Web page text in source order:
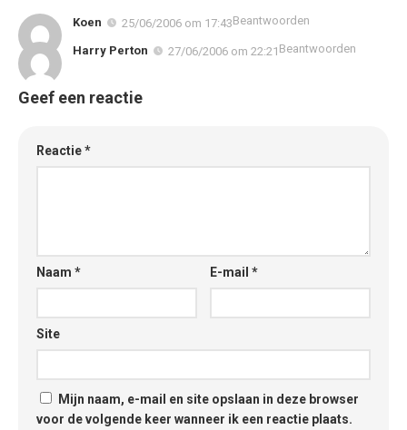
Koen 25/06/2006 om 17:43Beantwoorden
Harry Perton 27/06/2006 om 22:21 Beantwoorden
Geef een reactie
Reactie*
Naam * E-mail*
Site
Mijn naam, e-mail en site opslaan in deze browser
voor de volgende keer wanneer ik een reactie plaats.